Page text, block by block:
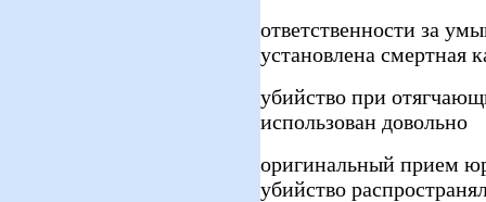
ответственности за
установлена смертная
убийство при
использован довольно
оригинальный прием
убийство